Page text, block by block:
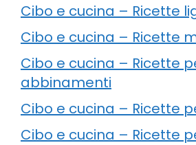
Cibo e cucina – Ricette
Cibo e cucina – Ricette
Cibo e cucina – Ricette
abbinamenti
Cibo e cucina – Ricette
Cibo e cucina – Ricette